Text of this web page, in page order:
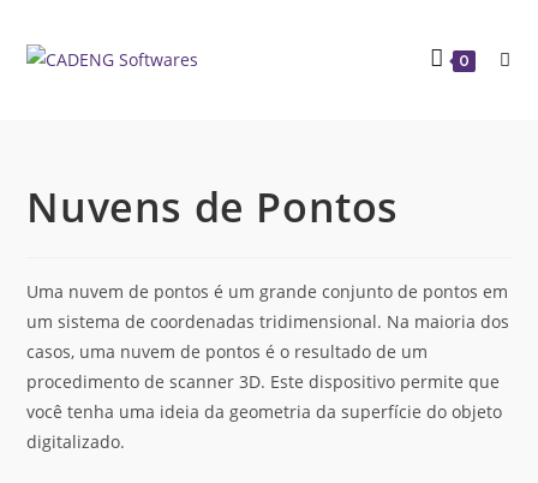
0
Nuvens de Pontos
Uma nuvem de pontos é um grande conjunto de pontos em
um sistema de coordenadas tridimensional. Na maioria dos
casos, uma nuvem de pontos é o resultado de um
procedimento de scanner 3D. Este dispositivo permite que
você tenha uma ideia da geometria da superfície do objeto
digitalizado.